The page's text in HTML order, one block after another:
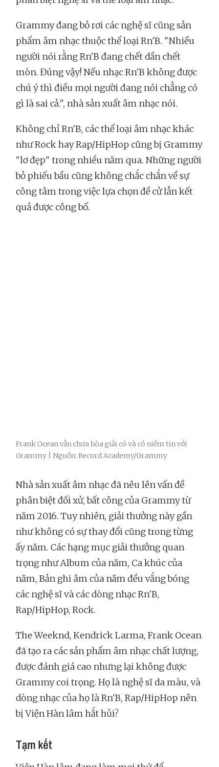
Grammy đang bỏ rơi các nghệ sĩ cũng sản
phẩm âm nhạc thuộc thể loại Rn'B. "Nhiều
người nói rằng Rn'B đang chết dần chết
mòn. Đúng vậy! Nếu nhạc Rn'B không được
chú ý thì điều mọi người đang nói chẳng có
gì là sai cả.", nhà sản xuất âm nhạc nói.
Không chỉ Rn'B, các thể loại âm nhạc khác
như Rock hay Rap/HipHop cũng bị Grammy
"lơ đẹp" trong nhiều năm qua. Những người
bỏ phiếu bầu cũng không chắc chắn về sự
công tâm trong việc lựa chọn đề cử lẫn kết
quả được công bố.
Frank Ocean vẫn chưa hòa giải có và có niềm tin với
Grammy | Nguồn: Record Academy/Grammy
Nhà sản xuất âm nhạc đã nêu lên vấn đề
phân biệt đối xử, bất công của Grammy từ
năm 2016. Tuy nhiên, giải thưởng này gần
như không có sự thay đổi cũng trong từng
ấy năm. Các hạng mục giải thưởng quan
trọng như Album của năm, Ca khúc của
năm, Bản ghi âm của năm đều vắng bóng
các nghệ sĩ và các dòng nhạc Rn'B,
Rap/HipHop, Rock.
The Weeknd, Kendrick Larma, Frank Ocean
đã tạo ra các sản phẩm âm nhạc chất lượng,
được đánh giá cao nhưng lại không được
Grammy coi trọng. Họ là nghệ sĩ da màu, và
dòng nhạc của họ là Rn'B, Rap/HipHop nên
bị Viện Hàn lâm hắt hủi?
Tạm kết